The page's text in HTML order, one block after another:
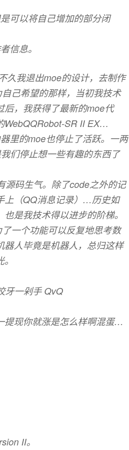
可以将自己增加的部分闭
信息。
久我退出moe的设计，去制作
己希望的那样，当初我技术
，我获得了最新的moe代
WebQQRobot-SR II EX…
里的moe也停止了活跃。一两
们停止想一些有趣的东西了
源码生气。除了code之外的记
上（QQ消息记录）…历史如
是我技术得以进步的阶梯。
一个功能可以反复地思考数
器人毕竟是机器人，总归这样
牙一剁手 QvQ
提现你就涨是怎么样啊混蛋…
II。